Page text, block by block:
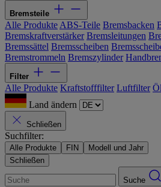
Bremsteile
Alle Produkte ABS-Teile Bremsbacken
Bremskraftverstärker Bremsleitungen
Bremssättel Bremsscheiben
Bremstrommeln Bremszylinder
Filter
Alle Produkte Kraftstofffilter Luftfilter
Land ändern
Schließen
Suchfilter:
Alle Produkte FIN
Modell und Jahr
Schließen
Suche